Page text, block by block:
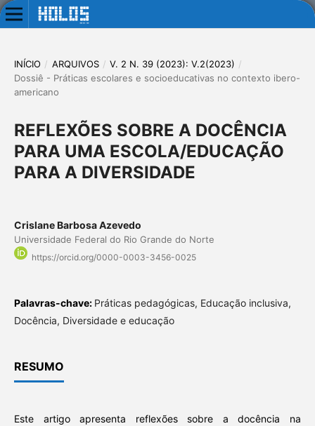
INÍCIO / ARQUIVOS / V. 2 N. 39 (2023): V.2(2023) /
Dossiê - Práticas escolares e socioeducativas no contexto ibero-
americano
REFLEXÕES SOBRE A DOCÊNCIA
PARA UMA ESCOLA/EDUCAÇÃO
PARA A DIVERSIDADE
Crislane Barbosa Azevedo
Universidade Federal do Rio Grande do Norte
https://orcid.org/0000-0003-3456-0025
Palavras-chave: Práticas pedagógicas, Educação inclusiva,
Docência, Diversidade e educação
RESUMO
Este artigo apresenta reflexões sobre a docência na